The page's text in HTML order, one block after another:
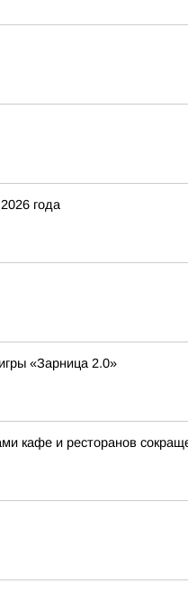
года
«Зарница 2.0»
кафе и ресторанов